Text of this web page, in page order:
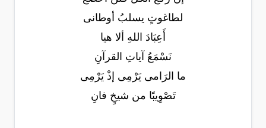
لطاغوتٍ يسلبُ أوطانى
أَعِبَادَ اللهِ ألا هيا
نَسْمَعُ آياتِ القرآنِ
ما الرَامى يَرْمِى إذْ يَرْمِى
تَصْوِيبًا من شيخٍ فانِ